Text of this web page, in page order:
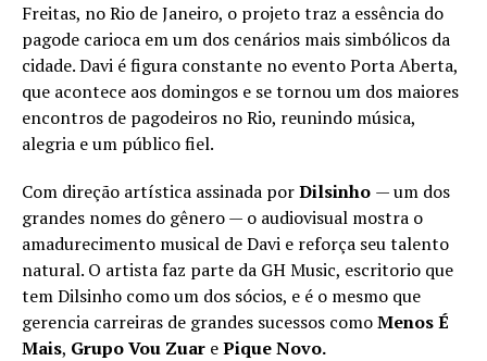
Freitas, no Rio de Janeiro, o projeto traz a essência do
pagode carioca em um dos cenários mais simbólicos da
cidade. Davi é figura constante no evento Porta Aberta,
que acontece aos domingos e se tornou um dos maiores
encontros de pagodeiros no Rio, reunindo música,
alegria e um público fiel.
Com direção artística assinada porDilsinho — um dos
grandes nomes do gênero — o audiovisual mostra o
amadurecimento musical de Davi e reforça seu talento
natural. O artista faz parte da GH Music, escritorio que
tem Dilsinho como um dos sócios, e é o mesmo que
gerencia carreiras de grandes sucessos comoMenos É
Mais, Grupo Vou Zuar ePique Novo.